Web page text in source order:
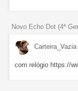
Novo Echo Dot (4ª
Carteira_Vazia
com relógio https://